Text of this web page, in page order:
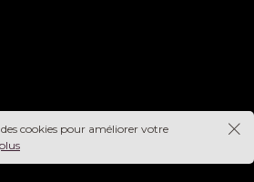
cookies pour améliorer votre